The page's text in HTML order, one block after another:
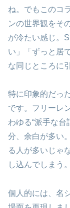
ね。でもこのコ
ンの世界観をそ
が冷たい感じ。
い」「ずっと居
な同じところに
特に印象的だっ
です。フリーレ
わゆる“派手な台
分、余白が多い
る人が多いじゃ
し込んでしまう。
個人的には、名